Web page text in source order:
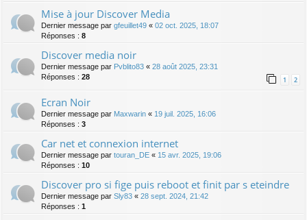
Mise à jour Discover Media
Dernier message par gfeuillet49 « 02 oct. 2025, 18:07
Réponses : 8
Discover media noir
Dernier message par Pvblito83 « 28 août 2025, 23:31
Réponses : 28 1 2
Ecran Noir
Dernier message par Maxwarin « 19 juil. 2025, 16:06
Réponses : 3
Car net et connexion internet
Dernier message par touran_DE « 15 avr. 2025, 19:06
Réponses : 10
Discover pro si fige puis reboot et finit par s eteindre
Dernier message par Sly83 « 28 sept. 2024, 21:42
Réponses : 1